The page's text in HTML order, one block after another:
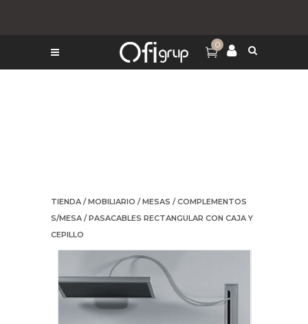
0
TIENDA /MOBILIARIO /MESAS /COMPLEMENTOS
S/MESA / PASACABLES RECTANGULAR CON CAJA Y
CEPILLO